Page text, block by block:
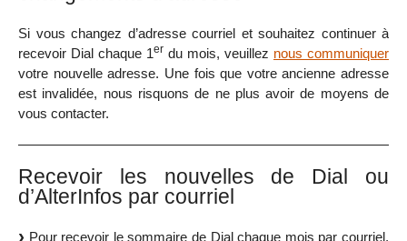
Si vous changez d’adresse courriel et souhaitez continuer à
recevoir Dial chaque 1er du mois, veuillez nous communiquer
votre nouvelle adresse. Une fois que votre ancienne adresse
est invalidée, nous risquons de ne plus avoir de moyens de
vous contacter.
Recevoir les nouvelles de Dial ou
d’AlterInfos par courriel
Pour recevoir le sommaire de Dial chaque mois par courriel,